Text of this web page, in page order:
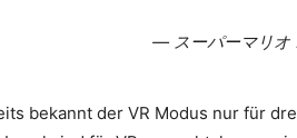
— スーパーマリオ
bekannt der VR Modus nur für